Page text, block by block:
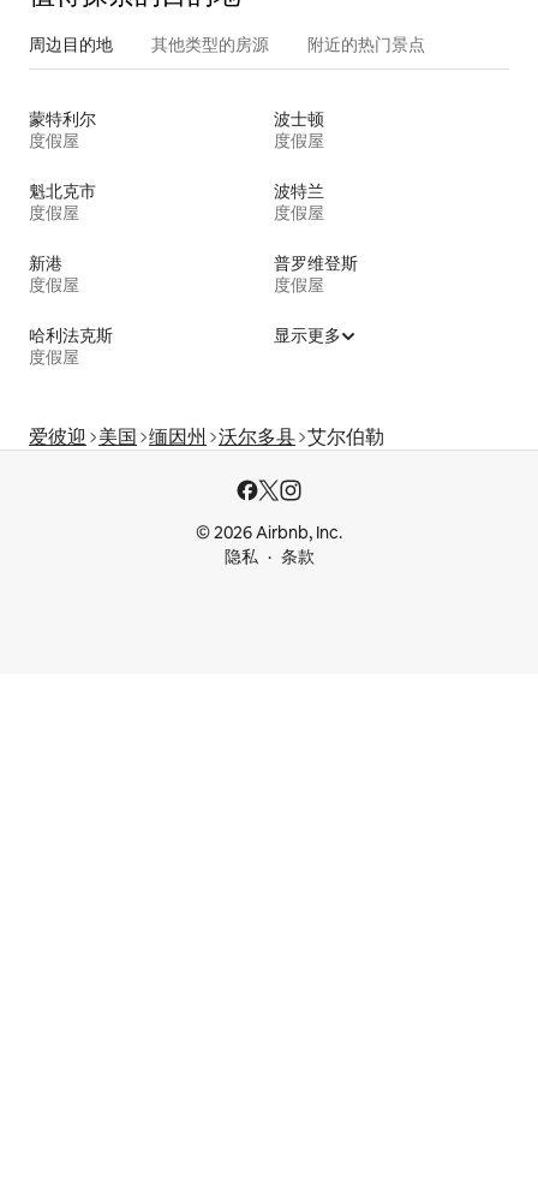
周边目的地 其他类型的房源 附近的热门景点
蒙特利尔
度假屋
波士顿
度假屋
魁北克市
度假屋
波特兰
度假屋
新港
度假屋
普罗维登斯
度假屋
哈利法克斯
度假屋
显示更多
爱彼迎 美国 缅因州 沃尔多县 艾尔伯勒
© 2026 Airbnb, Inc.
隐私
条款